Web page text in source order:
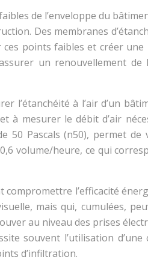
de l’enveloppe du
Des membranes
points faibles et créer
un renouvellement de
à l’air d’un
à mesurer le débit d’air
50 Pascals (n50), permet
volume/heure, ce qui
l’efficacité
mais qui, cumulées,
au niveau des prises
souvent l’utilisation
d’infiltration.